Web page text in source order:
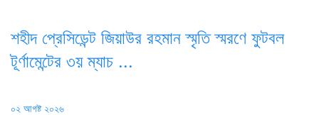
শহীদ প্রেসিডেন্ট জিয়াউর রহমান স্মৃতি স্মরণে ফুটবল
টূর্ণামেন্টের ৩য় ম্যাচ ...
Posted
০২ আগষ্ট ২০২৬